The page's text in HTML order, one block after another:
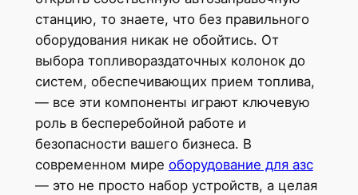
станцию, то знаете, что без правильного
оборудования никак не обойтись. От
выбора топливораздаточных колонок до
систем, обеспечивающих прием топлива,
— все эти компоненты играют ключевую
роль в бесперебойной работе и
безопасности вашего бизнеса. В
современном мире оборудование для азс
— это не просто набор устройств, а целая